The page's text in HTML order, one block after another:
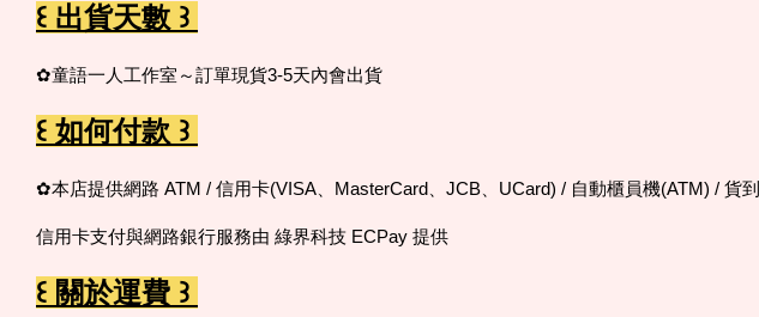
꒰ 出貨天數 ꒱
✿童語一人工作室～訂單現貨3-5天內會出貨
꒰ 如何付款 ꒱
✿本店提供網路 ATM / 信用卡(VISA、MasterCard、JCB、UCard) / 自動櫃員機(ATM) / 貨
信用卡支付與網路銀行服務由 綠界科技 ECPay 提供
꒰ 關於運費 ꒱